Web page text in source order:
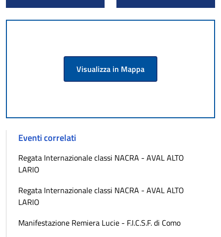
Visualizza in Mappa
Eventi correlati
Regata Internazionale classi NACRA - AVAL ALTO
LARIO
Regata Internazionale classi NACRA - AVAL ALTO
LARIO
Manifestazione Remiera Lucie - F.I.C.S.F. di Como